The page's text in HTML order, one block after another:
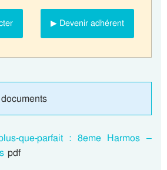
▶ Devenir adhérent
que-parfait : 8eme Harmos –
pdf